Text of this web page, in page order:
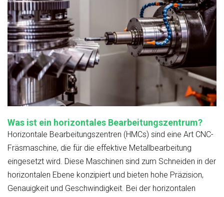
Was ist ein horizontales Bearbeitungszentrum?
Horizontale Bearbeitungszentren (HMCs) sind eine Art CNC-
Fräsmaschine, die für die effektive Metallbearbeitung
eingesetzt wird. Diese Maschinen sind zum Schneiden in der
horizontalen Ebene konzipiert und bieten hohe Präzision,
Genauigkeit und Geschwindigkeit. Bei der horizontalen